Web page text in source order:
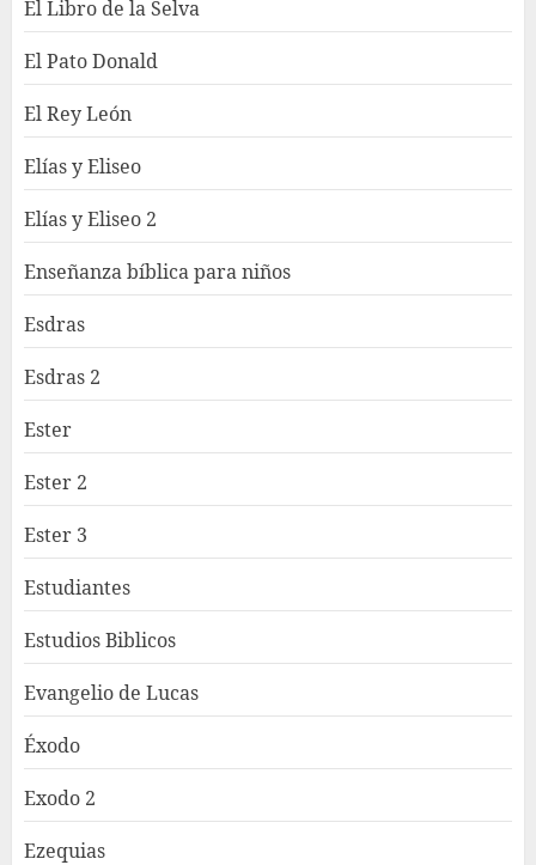
El Libro de la Selva
El Pato Donald
El Rey León
Elías y Eliseo
Elías y Eliseo 2
Enseñanza bíblica para niños
Esdras
Esdras 2
Ester
Ester 2
Ester 3
Estudiantes
Estudios Biblicos
Evangelio de Lucas
Éxodo
Exodo 2
Ezequias